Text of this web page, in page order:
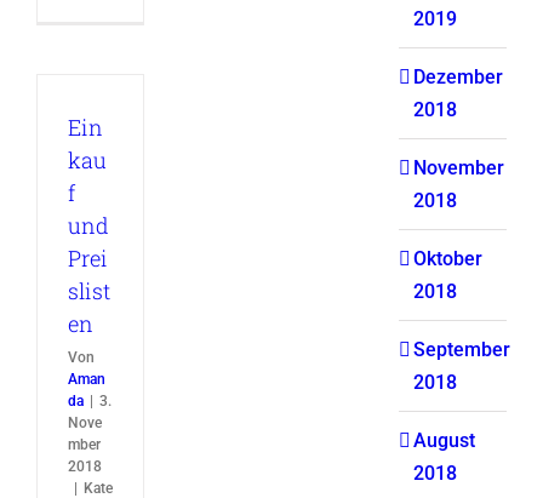
Ein
kau
f
und
Prei
slist
en
Von
Aman
da
3.
Nove
mber
2018
Kate
2019
Dezember
2018
November
2018
Oktober
2018
September
2018
August
2018